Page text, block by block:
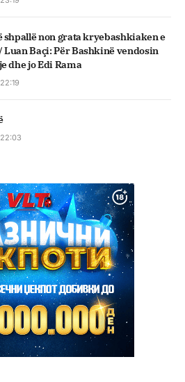
shpallë non grata kryebashkiaken e
Luan Baçi: Për Bashkinë vendosin
dhe jo Edi Rama